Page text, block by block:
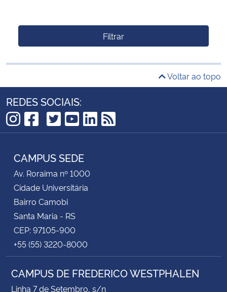
Filtrar
Voltar ao topo
REDES SOCIAIS:
Instagram
Facebook
TikTok
Twitter
YouTube
LinkedIn
RSS
CAMPUS SEDE
Av. Roraima nº 1000
Cidade Universitária
Bairro Camobi
Santa Maria - RS
CEP: 97105-900
+55 (55) 3220-8000
CAMPUS DE FREDERICO WESTPHALEN
Linha 7 de Setembro, s/n